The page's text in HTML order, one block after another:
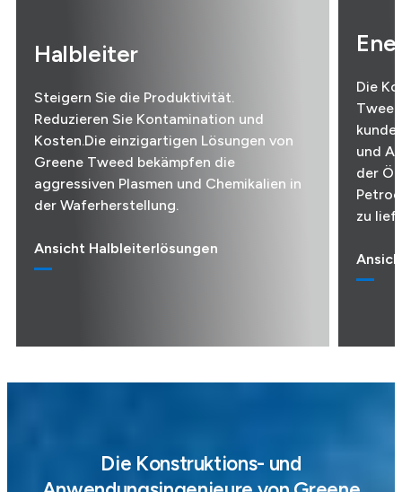
Halbleiter
Steigern Sie die Produktivität.
Reduzieren Sie Kontamination und
Kosten.Die einzigartigen Lösungen von
Greene Tweed bekämpfen die
aggressiven Plasmen und Chemikalien in
der Waferherstellung.
Ansicht Halbleiterlösungen
Die
und
der
zu
Die Konstruktions- und